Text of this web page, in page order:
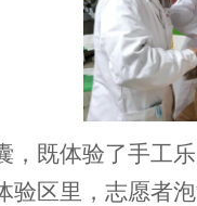
，既体验了手工
验区里，志愿者